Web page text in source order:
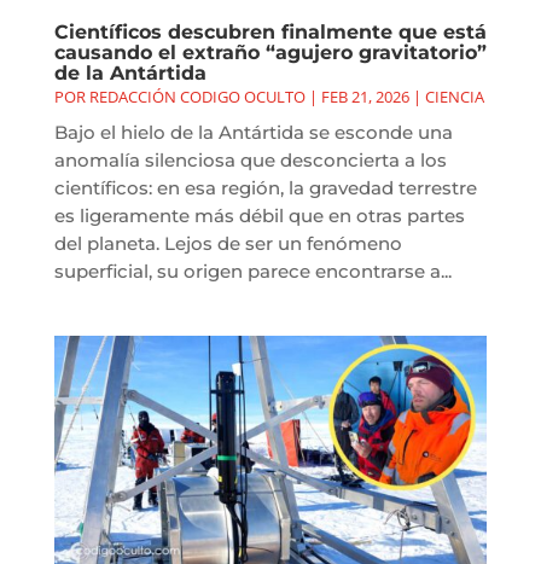
Científicos descubren finalmente que está
causando el extraño “agujero gravitatorio”
de la Antártida
POR REDACCIÓN CODIGO OCULTO| FEB 21, 2026| CIENCIA
Bajo el hielo de la Antártida se esconde una
anomalía silenciosa que desconcierta a los
científicos: en esa región, la gravedad terrestre
es ligeramente más débil que en otras partes
del planeta. Lejos de ser un fenómeno
superficial, su origen parece encontrarse a...